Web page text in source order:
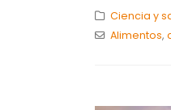
Ciencia y
Alimentos,